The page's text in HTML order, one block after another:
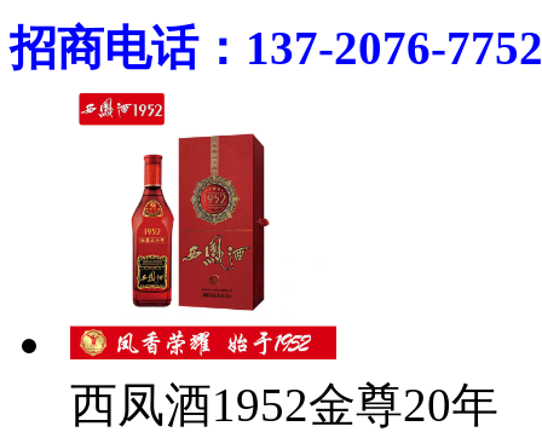
招商电话：137-2076-7752
西凤酒1952金尊20年